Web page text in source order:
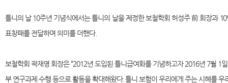
틀니의 날 10주년 기념식에서는 틀니의 날을 제정한 보철학회 허성주 前 회장과
표창패를 전달하며 의미를 더했다.
보철학회 곽재영 회장은 “2012년 도입된 틀니급여화를 기념하고자 2016년 7월 1
부 연구과제 수행 등으로 활동을 확대해왔다. 틀니 보험이 우리에게 주는 시혜를